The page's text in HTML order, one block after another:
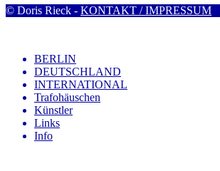
© Doris Rieck - KONTAKT / IMPRESSUM
BERLIN
DEUTSCHLAND
INTERNATIONAL
Trafohäuschen
Künstler
Links
Info